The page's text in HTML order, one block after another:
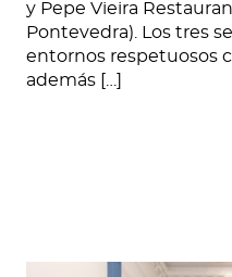
y Pepe Vieira
Pontevedra). Los tres
entornos respetuosos
además […]